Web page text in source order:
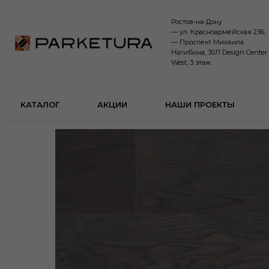
Ростов-на-Дону
— ул. Красноармейская 236,
— Проспект Михаила
Нагибина, 30Л Design Center
West, 3 этаж.
АКЦИИ НАШИ ПРОЕКТЫ
КАТАЛОГ